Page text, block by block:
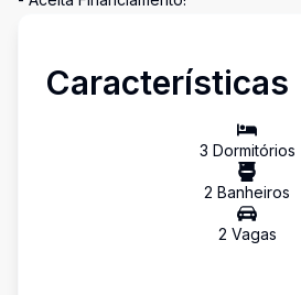
Características
3 Dormitórios
2 Banheiros
2 Vagas